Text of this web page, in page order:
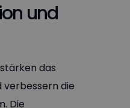
und
das
die
Die